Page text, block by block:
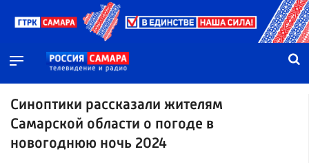
Синоптики рассказали жителям
Самарской области о погоде в
новогоднюю ночь 2024